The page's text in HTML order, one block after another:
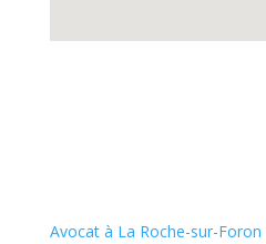
Avocat à La Roche-sur-Foron